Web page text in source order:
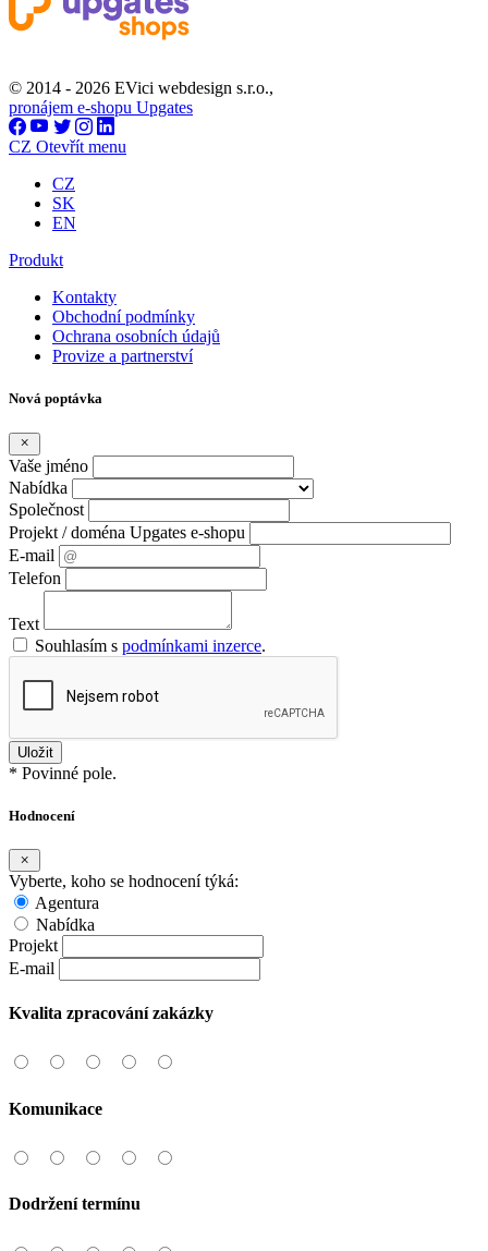
© 2014 - 2026 EVici webdesign s.r.o.,
pronájem e-shopu Upgates
CZ Otevřít menu
CZ
SK
EN
Produkt
Kontakty
Obchodní podmínky
Ochrana osobních údajů
Provize a partnerství
Nová poptávka
Vaše jméno
Nabídka
Společnost
Projekt / doména Upgates e-shopu
E-mail
Telefon
Text
Souhlasím s podmínkami inzerce.
* Povinné pole.
Hodnocení
Vyberte, koho se hodnocení týká:
Agentura
Nabídka
Projekt
E-mail
Kvalita zpracování zakázky
Komunikace
Dodržení termínu